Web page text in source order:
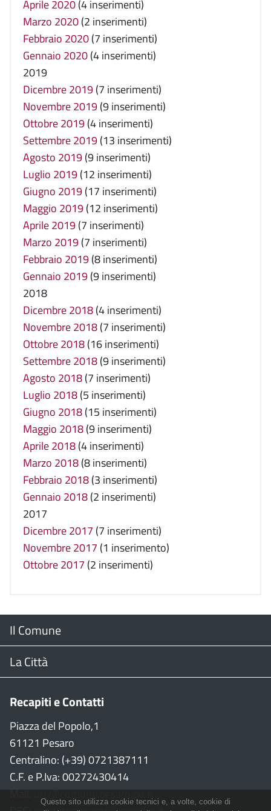
Aprile 2020(4 inserimenti)
Marzo 2020(2 inserimenti)
Febbraio 2020(7 inserimenti)
Gennaio 2020(4 inserimenti)
2019
Dicembre 2019(7 inserimenti)
Novembre 2019(9 inserimenti)
Ottobre 2019(4 inserimenti)
Settembre 2019(13 inserimenti)
Agosto 2019(9 inserimenti)
Luglio 2019(12 inserimenti)
Giugno 2019(17 inserimenti)
Maggio 2019(12 inserimenti)
Aprile 2019(7 inserimenti)
Marzo 2019(7 inserimenti)
Febbraio 2019(8 inserimenti)
Gennaio 2019(9 inserimenti)
2018
Dicembre 2018(4 inserimenti)
Novembre 2018(7 inserimenti)
Ottobre 2018(16 inserimenti)
Settembre 2018(9 inserimenti)
Agosto 2018(7 inserimenti)
Luglio 2018(5 inserimenti)
Giugno 2018(15 inserimenti)
Maggio 2018(9 inserimenti)
Aprile 2018(4 inserimenti)
Marzo 2018(8 inserimenti)
Febbraio 2018(3 inserimenti)
Gennaio 2018(2 inserimenti)
2017
Dicembre 2017 (7 inserimenti)
Novembre 2017 (1 inserimento)
Ottobre 2017 (2 inserimenti)
Menu
Footer
Il Comune
Il Sindaco
Consiglio Comunale
CON
Garante persone con disabilità
La Città
Stradario
WiFi
Città della Musica
Recapiti e Contatti
Piazza del Popolo,1
61121 Pesaro
Centralino: (+39) 0721387111
C.F. e P.Iva: 00272430414
Mail:urp@comune.pesaro.pu.it
Questo sito utilizza cookie tecnici e, a volte, cookie di